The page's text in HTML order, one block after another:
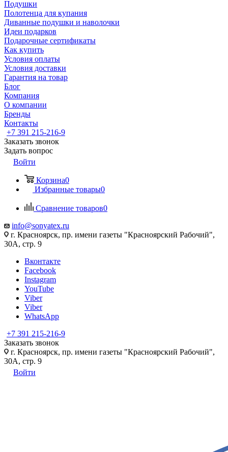
Подушки
Полотенца для купания
Диванные подушки и наволочки
Идеи подарков
Подарочные сертификаты
Как купить
Условия оплаты
Условия доставки
Гарантия на товар
Блог
Компания
О компании
Бренды
Контакты
+7 391 215-216-9
Заказать звонок
Задать вопрос
Войти
Корзина0
Избранные товары0
Сравнение товаров0
info@sonyatex.ru
г. Красноярск, пр. имени газеты "Красноярский Рабочий",
30А, стр. 9
Вконтакте
Facebook
Instagram
YouTube
Viber
Viber
WhatsApp
+7 391 215-216-9
Заказать звонок
г. Красноярск, пр. имени газеты "Красноярский Рабочий",
30А, стр. 9
Войти